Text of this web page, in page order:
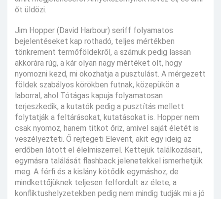
őt üldözi.
Jim Hopper (David Harbour) seriff folyamatos
bejelentéseket kap rothadó, teljes mértékben
tönkrement termőföldekről, a számuk pedig lassan
akkorára rúg, a kár olyan nagy mértéket ölt, hogy
nyomozni kezd, mi okozhatja a pusztulást. A mérgezett
földek szabályos körökben futnak, közepükön a
laborral, ahol Tótágas kapuja folyamatosan
terjeszkedik, a kutatók pedig a pusztítás mellett
folytatják a feltárásokat, kutatásokat is. Hopper nem
csak nyomoz, hanem titkot őriz, amivel saját életét is
veszélyezteti. Ő rejtegeti Elevent, akit egy ideig az
erdőben látott el élelmiszerrel. Kettejük találkozásait,
egymásra találását flashback jelenetekkel ismerhetjük
meg. A férfi és a kislány kötődik egymáshoz, de
mindkettőjüknek teljesen felfordult az élete, a
konfliktushelyzetekben pedig nem mindig tudják mi a jó